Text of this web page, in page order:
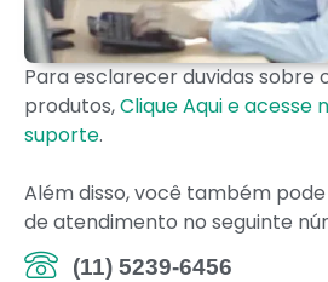
Para esclarecer duvidas sobre
produtos,Clique Aqui e acesse
suporte.
Além disso, você também
de atendimento no seguinte
(11) 5239-6456